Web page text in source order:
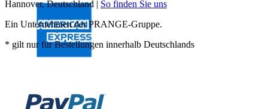
Hannover, Deutschland | So finden Sie uns
Ein Unternehmen der PRANGE-Gruppe.
* gilt nur für Bestellungen innerhalb Deutschlands